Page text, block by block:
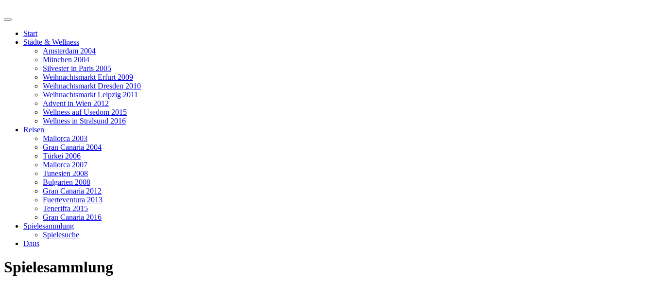
Start
Städte & Wellness
Amsterdam 2004
München 2004
Silvester in Paris 2005
Weihnachtsmarkt Erfurt 2009
Weihnachtsmarkt Dresden 2010
Weihnachtsmarkt Leipzig 2011
Advent in Wien 2012
Wellness auf Usedom 2015
Wellness in Stralsund 2016
Reisen
Mallorca 2003
Gran Canaria 2004
Türkei 2006
Mallorca 2007
Tunesien 2008
Bulgarien 2008
Gran Canaria 2012
Fuerteventura 2013
Teneriffa 2015
Gran Canaria 2016
Spielesammlung
Spielesuche
Daus
Spielesammlung